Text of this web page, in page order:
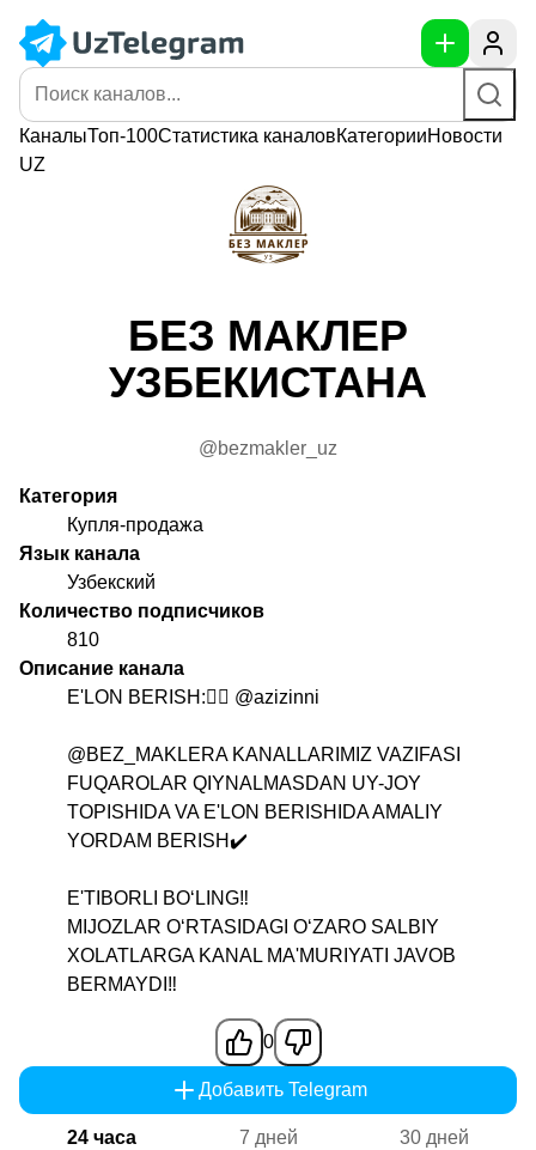
КаналыТоп-100Статистика каналовКатегорииНовости
UZ
БЕЗ МАКЛЕР
УЗБЕКИСТАНА
@bezmakler_uz
Категория
Купля-продажа
Язык канала
Узбекский
Количество подписчиков
810
Описание канала
E'LON BERISH:👉🏻 @azizinni
@BEZ_MAKLERAKANALLARIMIZ VAZIFASI
FUQAROLAR QIYNALMASDAN UY-JOY
TOPISHIDA VA E'LON BERISHIDA AMALIY
YORDAM BERISH✔️
E'TIBORLI BOʻLING‼️
MIJOZLAR OʻRTASIDAGI OʻZARO SALBIY
XOLATLARGA KANAL MA'MURIYATI JAVOB
BERMAYDI‼️
0
Добавить Telegram
24 часа 7 дней 30 дней